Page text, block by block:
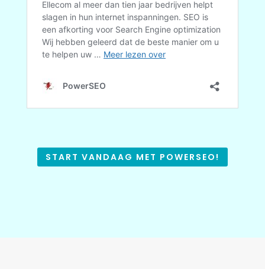
START VANDAAG MET POWERSEO!